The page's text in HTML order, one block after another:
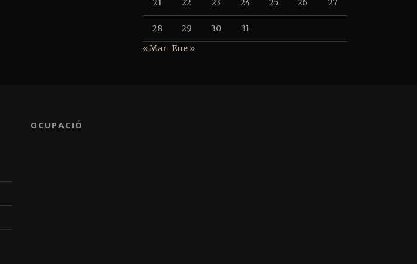
21 22 23 24 25 26 27
28 29 30
31
« Mar Ene »
OCUPACIÓ